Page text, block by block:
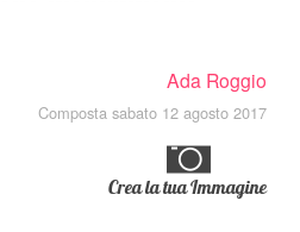
Ada Roggio
Composta sabato 12 agosto 2017
Crea la tua Immagine